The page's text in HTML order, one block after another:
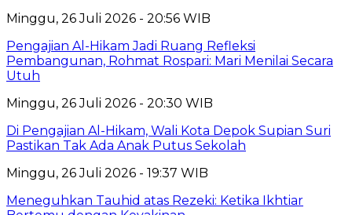
Minggu, 26 Juli 2026 - 20:56 WIB
Pengajian Al-Hikam Jadi Ruang Refleksi
Pembangunan, Rohmat Rospari: Mari Menilai Secara
Utuh
Minggu, 26 Juli 2026 - 20:30 WIB
Di Pengajian Al-Hikam, Wali Kota Depok Supian Suri
Pastikan Tak Ada Anak Putus Sekolah
Minggu, 26 Juli 2026 - 19:37 WIB
Meneguhkan Tauhid atas Rezeki: Ketika Ikhtiar